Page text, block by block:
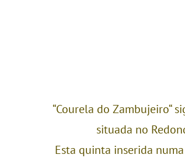
“Courela do Zambujeiro“
situada no
Esta quinta inserida